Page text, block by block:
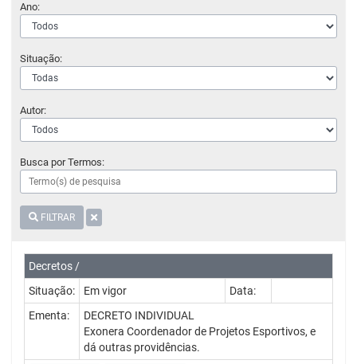
Ano:
Situação:
Autor:
Busca por Termos:
FILTRAR
Decretos /
Situação:
Em vigor
Data:
Ementa:
DECRETO INDIVIDUAL
Exonera Coordenador de Projetos Esportivos, e
dá outras providências.